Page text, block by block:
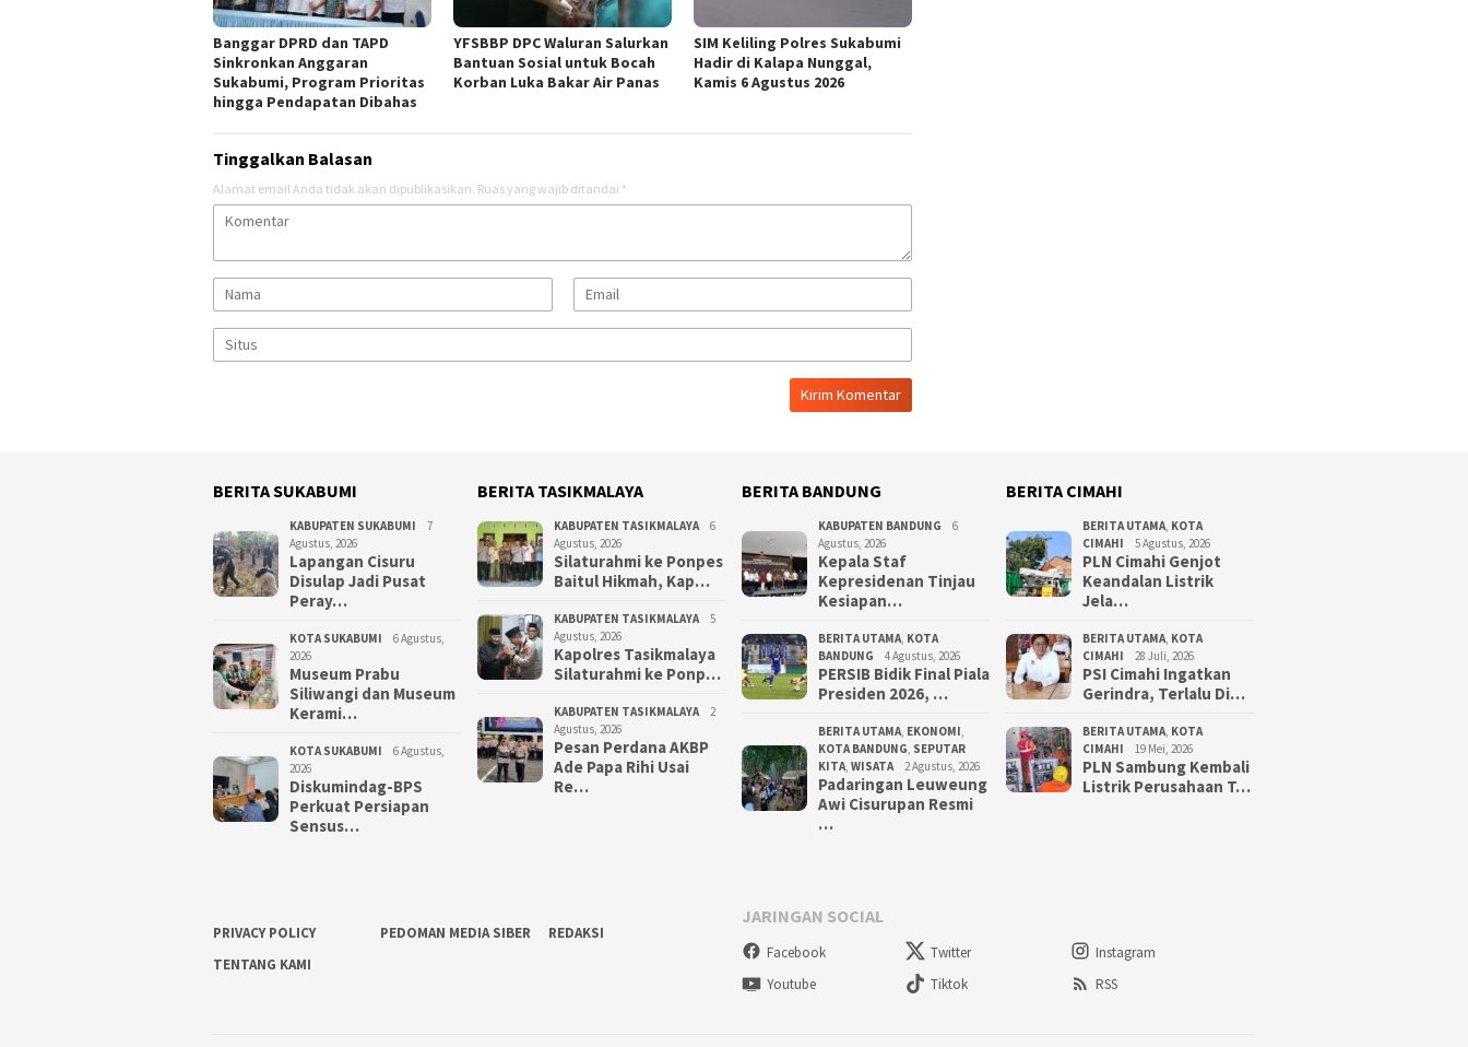
Banggar DPRD dan TAPD
Sinkronkan Anggaran
Sukabumi, Program Prioritas
hingga Pendapatan Dibahas
YFSBBP DPC Waluran Salurkan
Bantuan Sosial untuk Bocah
Korban Luka Bakar Air Panas
SIM Keliling Polres Sukabumi
Hadir di Kalapa Nunggal,
Kamis 6 Agustus 2026
Tinggalkan Balasan
Alamat email Anda tidak akan dipublikasikan. Ruas yang wajib ditandai *
BERITA SUKABUMI
KABUPATEN SUKABUMI
7
Agustus, 2026
Lapangan Cisuru
Disulap Jadi Pusat
Peray…
KOTA SUKABUMI
6 Agustus,
2026
Museum Prabu
Siliwangi dan Museum
Kerami…
KOTA SUKABUMI
6 Agustus,
2026
Diskumindag-BPS
Perkuat Persiapan
Sensus…
BERITA TASIKMALAYA
KABUPATEN TASIKMALAYA
6
Agustus, 2026
Silaturahmi ke Ponpes
Baitul Hikmah, Kap…
KABUPATEN TASIKMALAYA
5
Agustus, 2026
Kapolres Tasikmalaya
Silaturahmi ke Ponp…
KABUPATEN TASIKMALAYA
2
Agustus, 2026
Pesan Perdana AKBP
Ade Papa Rihi Usai
Re…
BERITA BANDUNG
KABUPATEN BANDUNG
6
Agustus, 2026
Kepala Staf
Kepresidenan Tinjau
Kesiapan…
BERITA UTAMA, KOTA
BANDUNG
4 Agustus, 2026
PERSIB Bidik Final Piala
Presiden 2026, …
BERITA UTAMA, EKONOMI,
KOTA BANDUNG, SEPUTAR
KITA, WISATA 2 Agustus, 2026
Padaringan Leuweung
Awi Cisurupan Resmi
…
BERITA CIMAHI
BERITA UTAMA, KOTA
CIMAHI
5 Agustus, 2026
PLN Cimahi Genjot
Keandalan Listrik
Jela…
BERITA UTAMA, KOTA
CIMAHI
28 Juli, 2026
PSI Cimahi Ingatkan
Gerindra, Terlalu Di…
BERITA UTAMA, KOTA
CIMAHI
19 Mei, 2026
PLN Sambung Kembali
Listrik Perusahaan T…
PRIVACY POLICY PEDOMAN MEDIA SIBER
REDAKSI
TENTANG KAMI
JARINGAN SOCIAL
Facebook Twitter
Instagram
Youtube
Tiktok RSS